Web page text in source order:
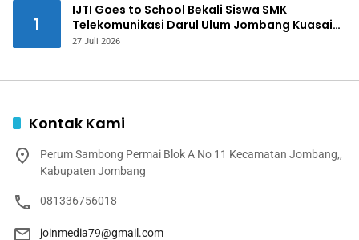
1
IJTI Goes to School Bekali Siswa SMK
Telekomunikasi Darul Ulum Jombang Kuasai
Jurnalistik Digital
27 Juli 2026
Kontak Kami
Perum Sambong Permai Blok A No 11 Kecamatan Jombang,,
Kabupaten Jombang
081336756018
joinmedia79@gmail.com